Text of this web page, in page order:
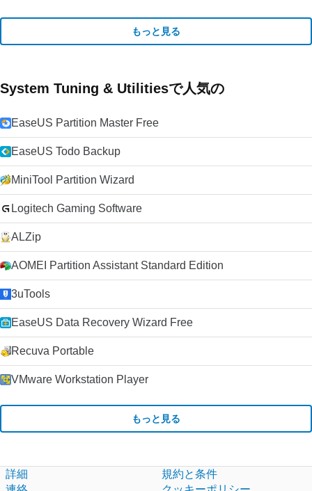
もっと見る
System Tuning & Utilitiesで人気の
EaseUS Partition Master Free
EaseUS Todo Backup
MiniTool Partition Wizard
Logitech Gaming Software
ALZip
AOMEI Partition Assistant Standard Edition
3uTools
EaseUS Data Recovery Wizard Free
Recuva Portable
VMware Workstation Player
もっと見る
詳細
規約と条件